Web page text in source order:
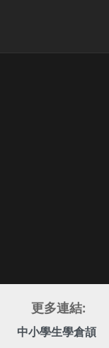
更多連結:
中小學生學倉頡